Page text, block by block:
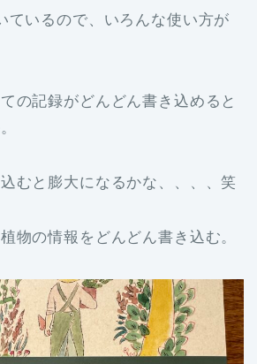
ているので、いろんな使い方が
の記録がどんどん書き込めると
むと膨大になるかな、、、、笑
物の情報をどんどん書き込む。